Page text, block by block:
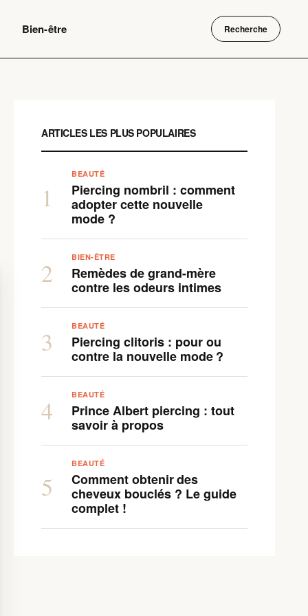
Bien-être Recherche
ARTICLES LES PLUS POPULAIRES
1
BEAUTÉ
Piercing nombril : comment
adopter cette nouvelle
mode ?
2
BIEN-ÊTRE
Remèdes de grand-mère
contre les odeurs intimes
3
BEAUTÉ
Piercing clitoris : pour ou
contre la nouvelle mode ?
4
BEAUTÉ
Prince Albert piercing : tout
savoir à propos
5
BEAUTÉ
Comment obtenir des
cheveux bouclés ? Le guide
complet !